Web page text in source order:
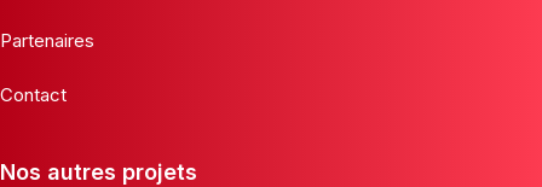
Partenaires
Contact
Nos autres projets